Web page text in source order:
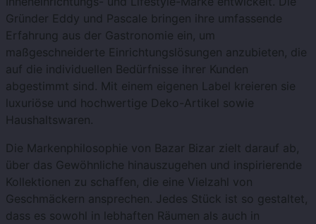
Gründer Eddy und Pascale bringen ihre umfassende
Erfahrung aus der Gastronomie ein, um
maßgeschneiderte Einrichtungslösungen anzubieten, die
auf die individuellen Bedürfnisse ihrer Kunden
abgestimmt sind. Mit einem eigenen Label kreieren sie
luxuriöse und hochwertige Deko-Artikel sowie
Haushaltswaren.
Die Markenphilosophie von Bazar Bizar zielt darauf ab,
über das Gewöhnliche hinauszugehen und inspirierende
Kollektionen zu schaffen, die eine Vielzahl von
Geschmäckern ansprechen. Jedes Stück ist so gestaltet,
dass es sowohl in lebhaften Räumen als auch in